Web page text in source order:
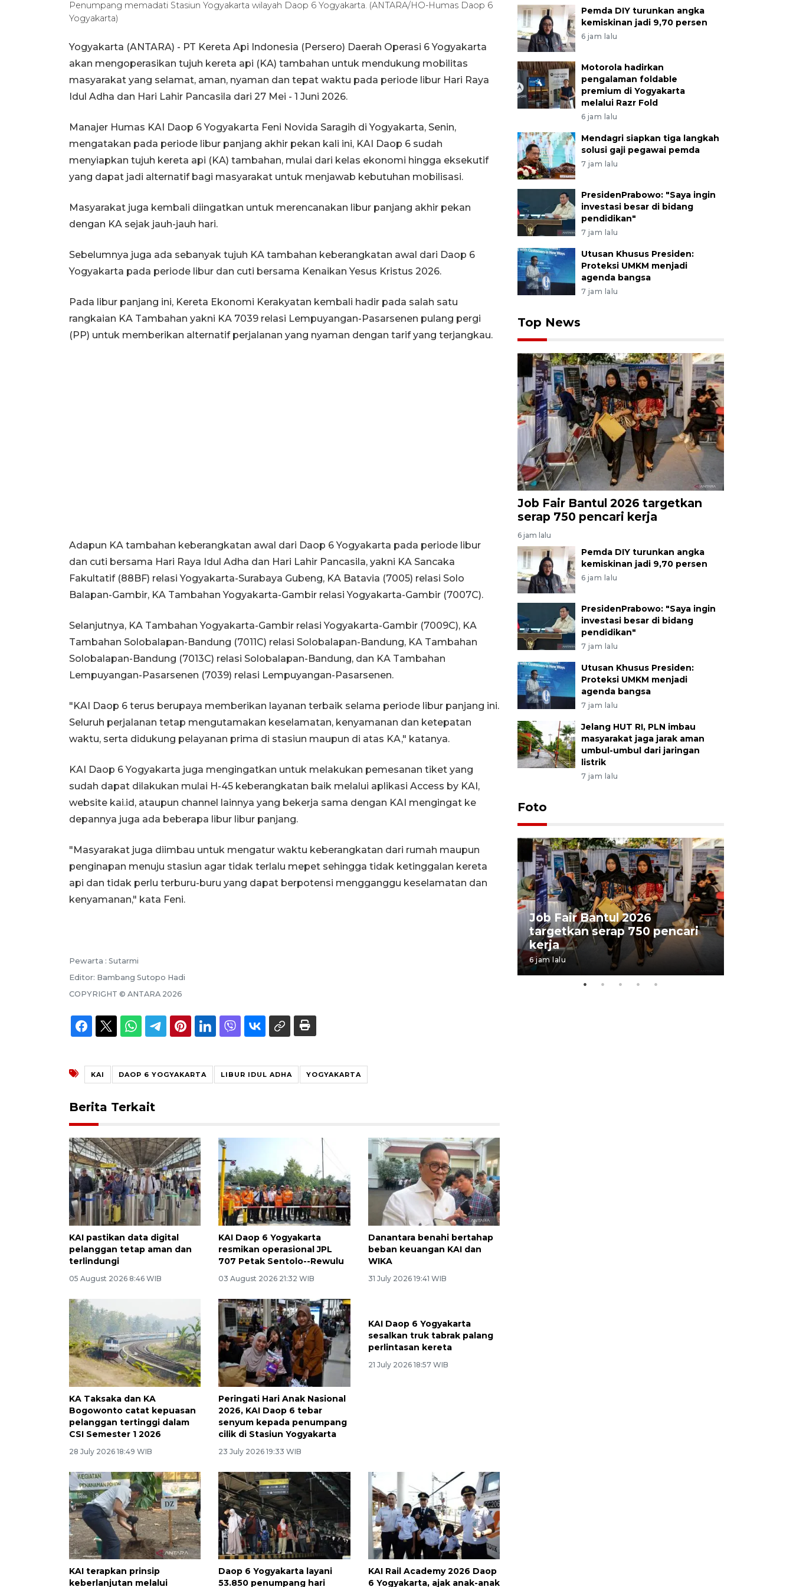
Penumpang memadati Stasiun Yogyakarta wilayah Daop 6 Yogyakarta. (ANTARA/HO-Humas Daop 6
Yogyakarta)
Yogyakarta (ANTARA) - PT Kereta Api Indonesia (Persero) Daerah Operasi 6 Yogyakarta
akan mengoperasikan tujuh kereta api (KA) tambahan untuk mendukung mobilitas
masyarakat yang selamat, aman, nyaman dan tepat waktu pada periode libur Hari Raya
Idul Adha dan Hari Lahir Pancasila dari 27 Mei - 1 Juni 2026.
Manajer Humas KAI Daop 6 Yogyakarta Feni Novida Saragih di Yogyakarta, Senin,
mengatakan pada periode libur panjang akhir pekan kali ini, KAI Daop 6 sudah
menyiapkan tujuh kereta api (KA) tambahan, mulai dari kelas ekonomi hingga eksekutif
yang dapat jadi alternatif bagi masyarakat untuk menjawab kebutuhan mobilisasi.
Masyarakat juga kembali diingatkan untuk merencanakan libur panjang akhir pekan
dengan KA sejak jauh-jauh hari.
Sebelumnya juga ada sebanyak tujuh KA tambahan keberangkatan awal dari Daop 6
Yogyakarta pada periode libur dan cuti bersama Kenaikan Yesus Kristus 2026.
Pada libur panjang ini, Kereta Ekonomi Kerakyatan kembali hadir pada salah satu
rangkaian KA Tambahan yakni KA 7039 relasi Lempuyangan-Pasarsenen pulang pergi
(PP) untuk memberikan alternatif perjalanan yang nyaman dengan tarif yang terjangkau.
Adapun KA tambahan keberangkatan awal dari Daop 6 Yogyakarta pada periode libur
dan cuti bersama Hari Raya Idul Adha dan Hari Lahir Pancasila, yakni KA Sancaka
Fakultatif (88BF) relasi Yogyakarta-Surabaya Gubeng, KA Batavia (7005) relasi Solo
Balapan-Gambir, KA Tambahan Yogyakarta-Gambir relasi Yogyakarta-Gambir (7007C).
Selanjutnya, KA Tambahan Yogyakarta-Gambir relasi Yogyakarta-Gambir (7009C), KA
Tambahan Solobalapan-Bandung (7011C) relasi Solobalapan-Bandung, KA Tambahan
Solobalapan-Bandung (7013C) relasi Solobalapan-Bandung, dan KA Tambahan
Lempuyangan-Pasarsenen (7039) relasi Lempuyangan-Pasarsenen.
"KAI Daop 6 terus berupaya memberikan layanan terbaik selama periode libur panjang ini.
Seluruh perjalanan tetap mengutamakan keselamatan, kenyamanan dan ketepatan
waktu, serta didukung pelayanan prima di stasiun maupun di atas KA," katanya.
KAI Daop 6 Yogyakarta juga mengingatkan untuk melakukan pemesanan tiket yang
sudah dapat dilakukan mulai H-45 keberangkatan baik melalui aplikasi Access by KAI,
website kai.id, ataupun channel lainnya yang bekerja sama dengan KAI mengingat ke
depannya juga ada beberapa libur libur panjang.
"Masyarakat juga diimbau untuk mengatur waktu keberangkatan dari rumah maupun
penginapan menuju stasiun agar tidak terlalu mepet sehingga tidak ketinggalan kereta
api dan tidak perlu terburu-buru yang dapat berpotensi mengganggu keselamatan dan
kenyamanan," kata Feni.
Pewarta : Sutarmi
Editor: Bambang Sutopo Hadi
COPYRIGHT © ANTARA 2026
KAI DAOP 6 YOGYAKARTA LIBUR IDUL ADHA YOGYAKARTA
Berita Terkait
KAI pastikan data digital
pelanggan tetap aman dan
terlindungi
05 August 2026 8:46 WIB
KAI Daop 6 Yogyakarta
resmikan operasional JPL
707 Petak Sentolo--Rewulu
03 August 2026 21:32 WIB
Danantara benahi bertahap
beban keuangan KAI dan
WIKA
31 July 2026 19:41 WIB
KA Taksaka dan KA
Bogowonto catat kepuasan
pelanggan tertinggi dalam
CSI Semester 1 2026
28 July 2026 18:49 WIB
Peringati Hari Anak Nasional
2026, KAI Daop 6 tebar
senyum kepada penumpang
cilik di Stasiun Yogyakarta
23 July 2026 19:33 WIB
KAI Daop 6 Yogyakarta
sesalkan truk tabrak palang
perlintasan kereta
21 July 2026 18:57 WIB
KAI terapkan prinsip
keberlanjutan melalui
Daop 6 Yogyakarta layani
53.850 penumpang hari
KAI Rail Academy 2026 Daop
6 Yogyakarta, ajak anak-anak
Pemda DIY turunkan angka
kemiskinan jadi 9,70 persen
6 jam lalu
Motorola hadirkan
pengalaman foldable
premium di Yogyakarta
melalui Razr Fold
6 jam lalu
Mendagri siapkan tiga langkah
solusi gaji pegawai pemda
7 jam lalu
PresidenPrabowo: "Saya ingin
investasi besar di bidang
pendidikan"
7 jam lalu
Utusan Khusus Presiden:
Proteksi UMKM menjadi
agenda bangsa
7 jam lalu
Top News
Job Fair Bantul 2026 targetkan
serap 750 pencari kerja
6 jam lalu
Pemda DIY turunkan angka
kemiskinan jadi 9,70 persen
6 jam lalu
PresidenPrabowo: "Saya ingin
investasi besar di bidang
pendidikan"
7 jam lalu
Utusan Khusus Presiden:
Proteksi UMKM menjadi
agenda bangsa
7 jam lalu
Jelang HUT RI, PLN imbau
masyarakat jaga jarak aman
umbul-umbul dari jaringan
listrik
7 jam lalu
Foto
Job Fair Bantul 2026
targetkan serap 750 pencari
kerja
6 jam lalu